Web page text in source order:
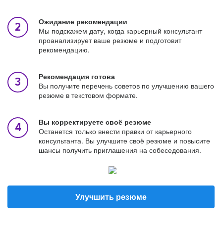
Ожидание рекомендации
Мы подскажем дату, когда карьерный консультант
проанализирует ваше резюме и подготовит
рекомендацию.
Рекомендация готова
Вы получите перечень советов по улучшению вашего
резюме в текстовом формате.
Вы корректируете своё резюме
Останется только внести правки от карьерного
консультанта. Вы улучшите своё резюме и повысите
шансы получить приглашения на собеседования.
Улучшить резюме